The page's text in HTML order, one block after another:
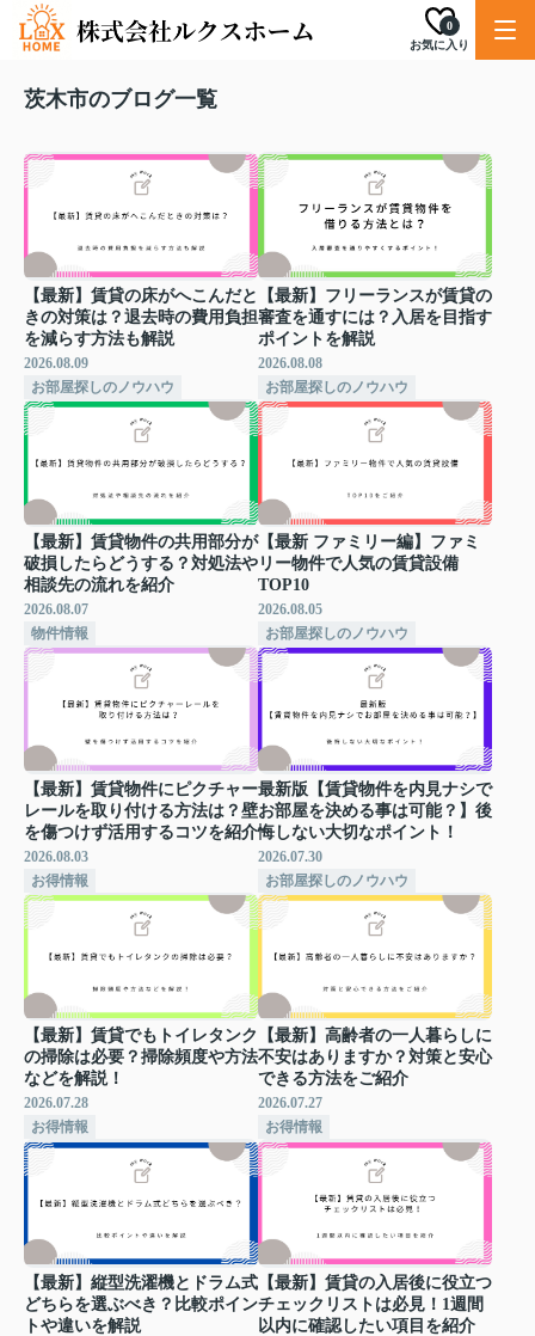
お気に入り
0
茨木市のブログ一覧
【最新】賃貸の床がへこんだと
きの対策は？退去時の費用負担
を減らす方法も解説
2026.08.09
お部屋探しのノウハウ
【最新】フリーランスが賃貸の
審査を通すには？入居を目指す
ポイントを解説
2026.08.08
お部屋探しのノウハウ
【最新】賃貸物件の共用部分が
破損したらどうする？対処法や
相談先の流れを紹介
2026.08.07
物件情報
【最新 ファミリー編】ファミ
リー物件で人気の賃貸設備
TOP10
2026.08.05
お部屋探しのノウハウ
【最新】賃貸物件にピクチャー
レールを取り付ける方法は？壁
を傷つけず活用するコツを紹介
2026.08.03
お得情報
最新版【賃貸物件を内見ナシで
お部屋を決める事は可能？】後
悔しない大切なポイント！
2026.07.30
お部屋探しのノウハウ
【最新】賃貸でもトイレタンク
の掃除は必要？掃除頻度や方法
などを解説！
2026.07.28
お得情報
【最新】高齢者の一人暮らしに
不安はありますか？対策と安心
できる方法をご紹介
2026.07.27
お得情報
【最新】縦型洗濯機とドラム式
どちらを選ぶべき？比較ポイン
トや違いを解説
【最新】賃貸の入居後に役立つ
チェックリストは必見！1週間
以内に確認したい項目を紹介